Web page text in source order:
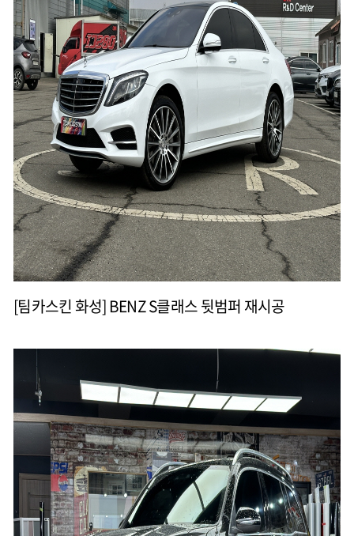
[팀카스킨 화성] BENZ S클래스 뒷범퍼 재시공